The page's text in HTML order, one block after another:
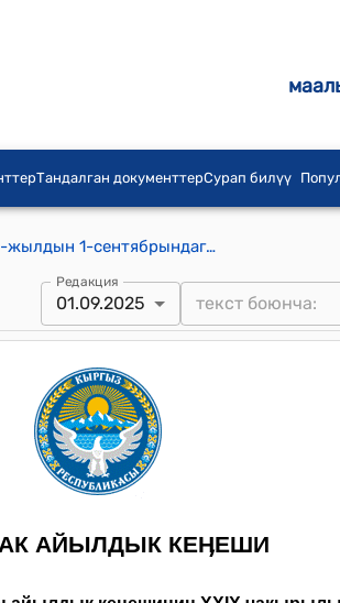
Тандалган документтерСурап билүү
Жан-Булак айыл аймагынын айылдык кеңешинин 2025-жылдын 1-сентябрындагы "Жан-Булак айыл аймагынын айылдык кенешинин 28-январь 2025-жылдагы № 3/2 «2025-жылдын башына карата калган акча каражатын пайдалануу» жѳнүндѳ токтомдоруна ѳзгѳртүү киргизүү жѳнүндѳ" №9/2 токтому
Редакция
01.09.2025